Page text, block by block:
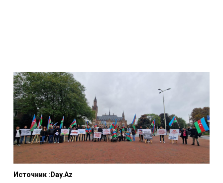
Источник :Day.Az